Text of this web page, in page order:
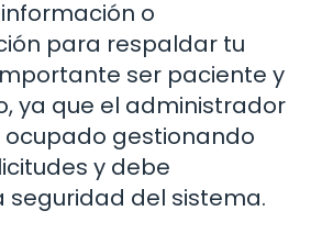
o
para respaldar tu
ser paciente y
ya que el administrador
gestionando
y debe
seguridad del sistema.